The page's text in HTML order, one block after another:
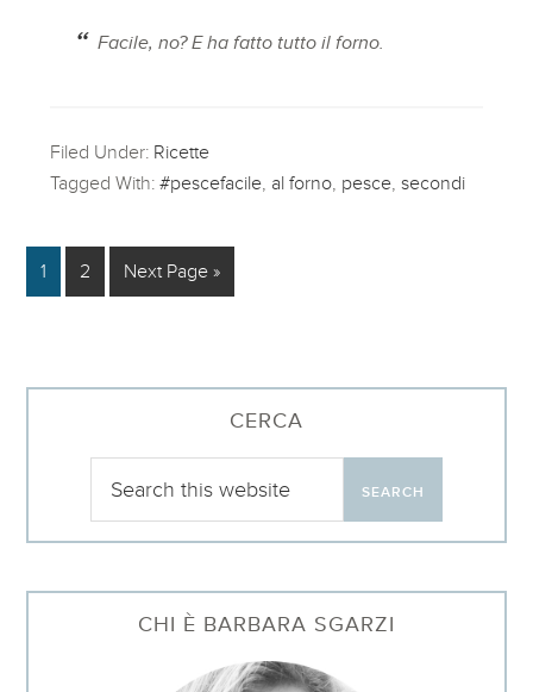
Facile, no? E ha fatto tutto il forno.
Filed Under: Ricette
Tagged With:#pescefacile al forno pesce ,secondi
1 2 Next Page »
CERCA
CHI È BARBARA SGARZI